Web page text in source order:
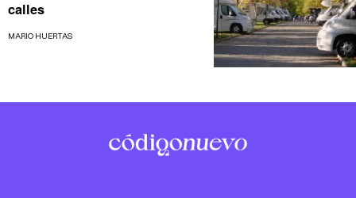
calles
MARIO HUERTAS